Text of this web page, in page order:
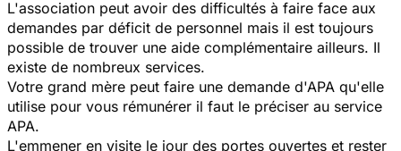
L'association peut avoir des difficultés à faire face aux
demandes par déficit de personnel mais il est toujours
possible de trouver une aide complémentaire ailleurs. Il
existe de nombreux services.
Votre grand mère peut faire une demande d'APA qu'elle
utilise pour vous rémunérer il faut le préciser au service
APA.
L'emmener en visite le jour des portes ouvertes et rester